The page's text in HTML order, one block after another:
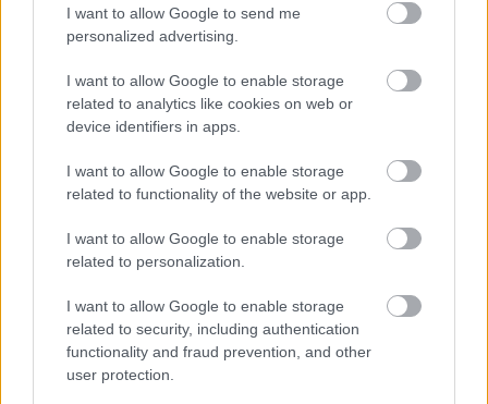
I want to allow Google to send me
personalized advertising.
I want to allow Google to enable storage
related to analytics like cookies on web or
device identifiers in apps.
I want to allow Google to enable storage
related to functionality of the website or app.
I want to allow Google to enable storage
related to personalization.
I want to allow Google to enable storage
related to security, including authentication
functionality and fraud prevention, and other
user protection.
Προσθήκη Σχολίου
ΣΗΜΕΡΑ ΣΤΟ IATRONET.GR